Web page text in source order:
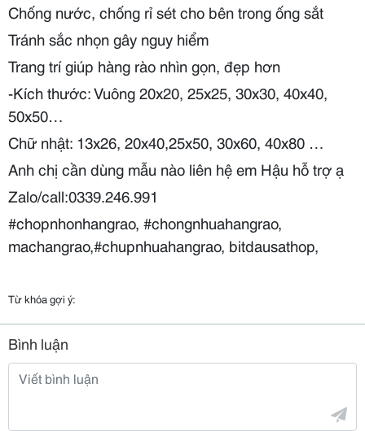
Chống nước, chống rỉ sét cho bên trong ống sắt
Tránh sắc nhọn gây nguy hiểm
Trang trí giúp hàng rào nhìn gọn, đẹp hơn
-Kích thước: Vuông 20x20, 25x25, 30x30, 40x40,
50x50…
Chữ nhật: 13x26, 20x40,25x50, 30x60, 40x80 …
Anh chị cần dùng mẫu nào liên hệ em Hậu hỗ trợ ạ
Zalo/call:0339.246.991
#chopnhonhangrao, #chongnhuahangrao,
machangrao,#chupnhuahangrao, bitdausathop,
Từ khóa gợi ý:
Bình luận